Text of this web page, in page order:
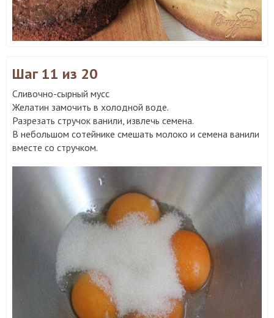
Шаг 11 из 20
Сливочно-сырный мусс
Желатин замочить в холодной воде.
Разрезать стручок ванили, извлечь семена.
В небольшом сотейнике смешать молоко и семена ванили
вместе со стручком.